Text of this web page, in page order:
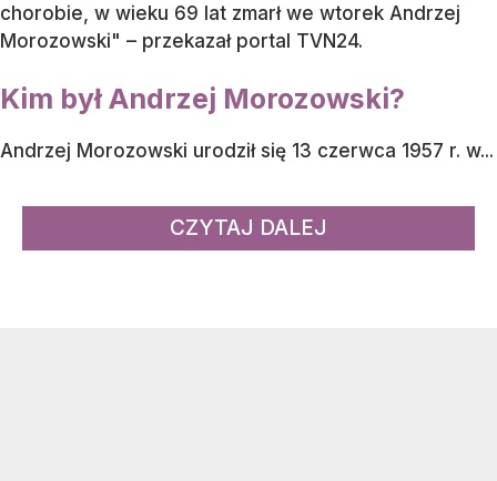
chorobie, w wieku 69 lat zmarł we wtorek Andrzej
Morozowski" – przekazał portal TVN24.
Kim był Andrzej Morozowski?
Andrzej Morozowski urodził się 13 czerwca 1957 r. w...
CZYTAJ DALEJ